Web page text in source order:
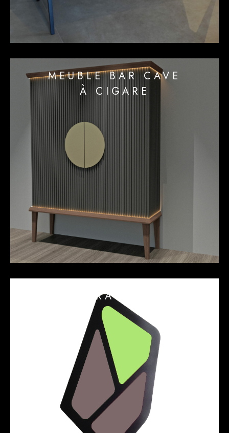
MEUBLE BAR CAVE
À CIGARE
PARAVENT